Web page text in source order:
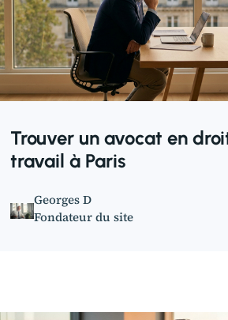
Trouver un avocat en
travail à Paris
Georges D
Fondateur du site